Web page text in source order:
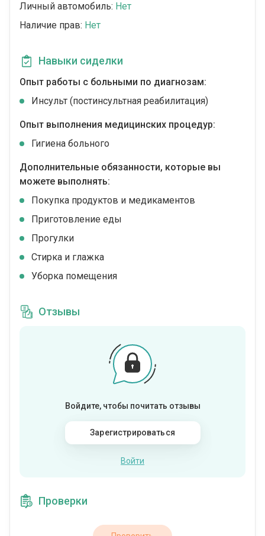
Личный автомобиль: Нет
Наличие прав: Нет
Навыки сиделки
Опыт работы с больными по диагнозам:
Инсульт (постинсультная реабилитация)
Опыт выполнения медицинских процедур:
Гигиена больного
Дополнительные обязанности, которые вы
можете выполнять:
Покупка продуктов и медикаментов
Приготовление еды
Прогулки
Стирка и глажка
Уборка помещения
Отзывы
Войдите, чтобы почитать отзывы
Зарегистрироваться
Войти
Проверки